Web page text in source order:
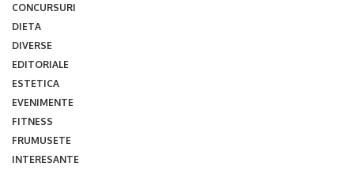
CONCURSURI
DIETA
DIVERSE
EDITORIALE
ESTETICA
EVENIMENTE
FITNESS
FRUMUSETE
INTERESANTE